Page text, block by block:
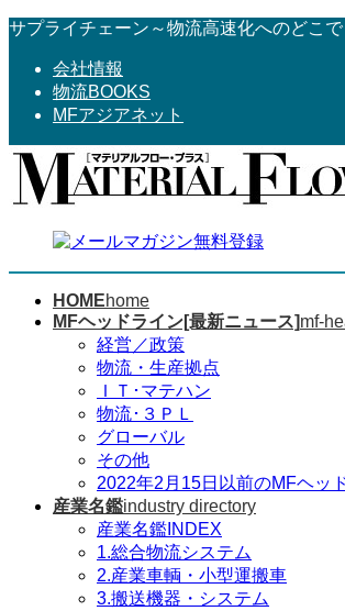
コ
へ
ス
ナ
ョ
ン
サプライチェーン～物流高速化へのどこ
会社情報
物流BOOKS
MFアジアネット
HOMEhome
MFヘッドライン[最新ニュース]mf-
経営／政策
物流・生産拠点
ＩＴ･マテハン
物流･３ＰＬ
グローバル
その他
2022年2月15日以前のMFヘッ
産業名鑑industry directory
産業名鑑INDEX
1.総合物流システム
2.産業車輌・小型運搬車
3.搬送機器・システム